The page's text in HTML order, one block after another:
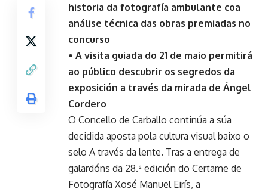
historia da fotografía ambulante coa
análise técnica das obras premiadas no
concurso
• A visita guiada do 21 de maio permitirá
ao público descubrir os segredos da
exposición a través da mirada de Ángel
Cordero
O Concello de Carballo continúa a súa
decidida aposta pola cultura visual baixo o
selo A través da lente. Tras a entrega de
galardóns da 28.ª edición do Certame de
Fotografía Xosé Manuel Eirís, a